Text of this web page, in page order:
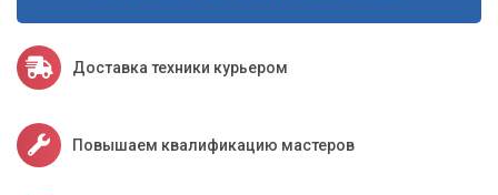
Доставка техники курьером
Повышаем квалификацию мастеров